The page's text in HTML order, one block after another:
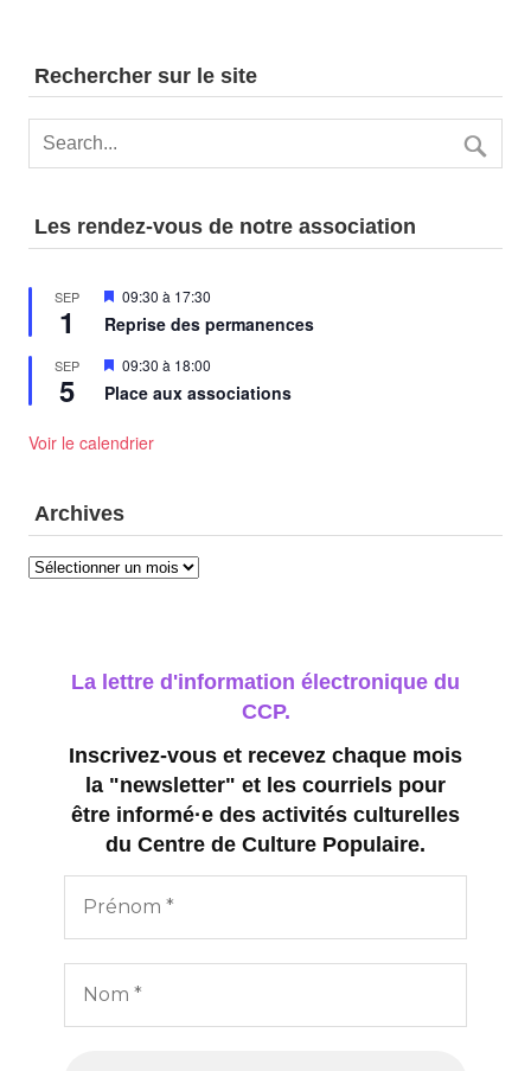
Rechercher sur le site
Les rendez-vous de notre association
SEP
1
Mis
avant
09:30 à 17:30
Reprise des permanences
SEP
5
Mis
avant
09:30 à 18:00
Place aux associations
Voir le calendrier
Archives
Archives
La lettre d'information électronique du
CCP.
Inscrivez-vous et recevez chaque mois
la "newsletter" et les courriels pour
être informé·e des activités culturelles
du Centre de Culture Populaire.